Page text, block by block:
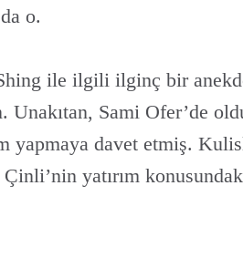
o.
ile ilgili ilginç bir
Unakıtan, Sami Ofer’de
yapmaya davet etmiş.
yatırım konusundaki